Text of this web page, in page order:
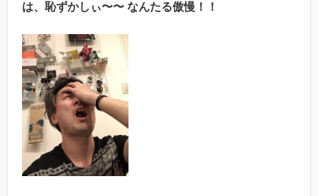
は、恥ずかしぃ〜〜 なんたる傲慢！！